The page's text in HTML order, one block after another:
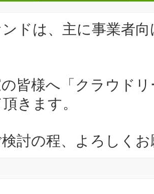
ドは、主に事業者
皆様へ「クラウド
きます。
討の程、よろしく